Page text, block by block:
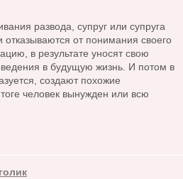
развода, супруг или супруга
отказываются от понимания своего
в результате уносят свою
в будущую жизнь. И потом в
создают похожие
человек вынужден или всю